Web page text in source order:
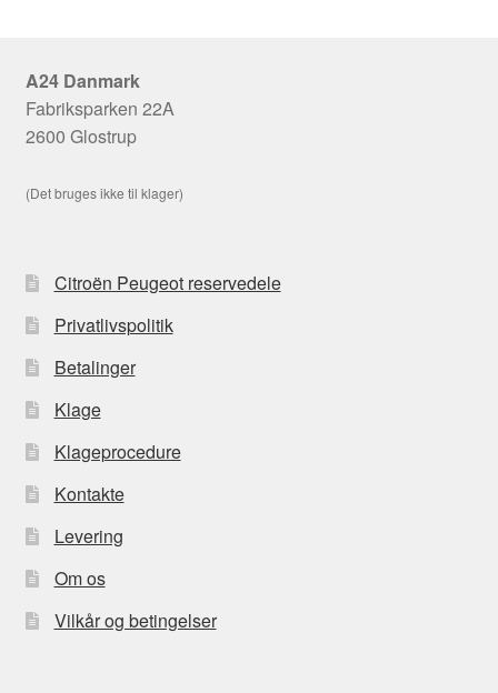
A24 Danmark
Fabriksparken 22A
2600 Glostrup
(Det bruges ikke til klager)
Citroën Peugeot reservedele
Privatlivspolitik
Betalinger
Klage
Klageprocedure
Kontakte
Levering
Om os
Vilkår og betingelser